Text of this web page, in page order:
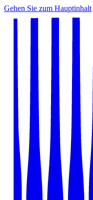
Gehen Sie zum Hauptinhalt